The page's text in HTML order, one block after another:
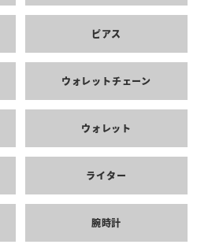
ピアス
ウォレットチェーン
ウォレット
ライター
腕時計